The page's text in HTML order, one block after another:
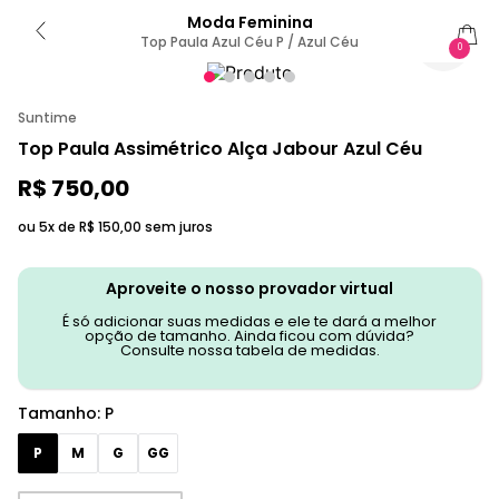
Moda Feminina
Top Paula Azul Céu P / Azul Céu 0
Suntime
Top Paula Assimétrico Alça Jabour Azul Céu
R$ 750,00
ou 5x de R$ 150,00 sem juros
Aproveite o nosso provador virtual
É só adicionar suas medidas e ele te dará a melhor
opção de tamanho. Ainda ficou com dúvida?
Consulte nossa tabela de medidas.
Tamanho: P
P M G GG